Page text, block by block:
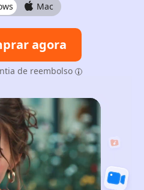
Mac
agora
de reembolso